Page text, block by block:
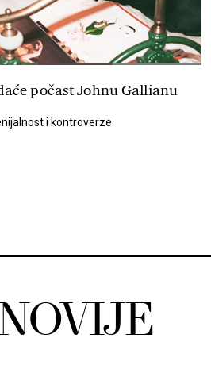
počast Johnu Gallianu
i kontroverze